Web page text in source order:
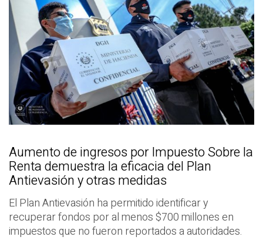
Aumento de ingresos por Impuesto Sobre la
Renta demuestra la eficacia del Plan
Antievasión y otras medidas
El Plan Antievasión ha permitido identificar y
recuperar fondos por al menos $700 millones en
impuestos que no fueron reportados a autoridades.